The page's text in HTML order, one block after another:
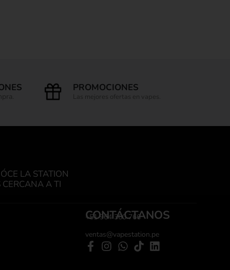
PROMOCIONES
Las mejores ofertas en vapes.
LA STATION
CERCANA A TI
CONTÁCTANOS
+51 964 360 766
ventas@vapestation.pe